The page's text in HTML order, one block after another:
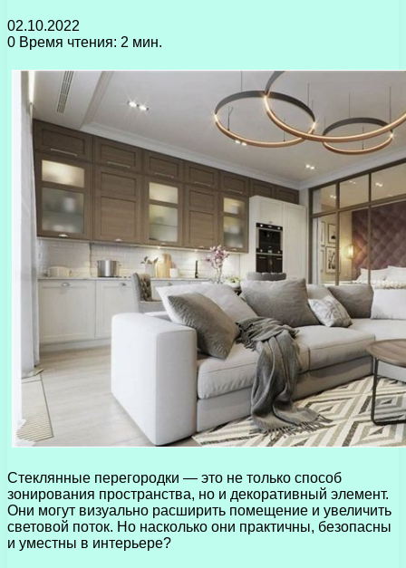
02.10.2022
0 Время чтения: 2 мин.
Стеклянные перегородки — это не только способ
зонирования пространства, но и декоративный элемент.
Они могут визуально расширить помещение и увеличить
световой поток. Но насколько они практичны, безопасны
и уместны в интерьере?